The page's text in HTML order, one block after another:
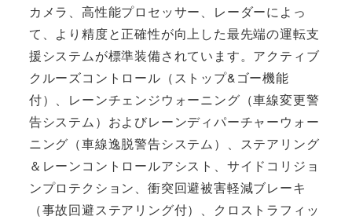
カメラ、高性能プロセッサー、レーダーによっ
て、より精度と正確性が向上した最先端の運転支
援システムが標準装備されています。アクティブ
クルーズコントロール（ストップ&ゴー機能
付）、レーンチェンジウォーニング（車線変更警
告システム）およびレーンディパーチャーウォー
ニング（車線逸脱警告システム）、ステアリング
＆レーンコントロールアシスト、サイドコリジョ
ンプロテクション、衝突回避被害軽減ブレーキ
（事故回避ステアリング付）、クロストラフィッ